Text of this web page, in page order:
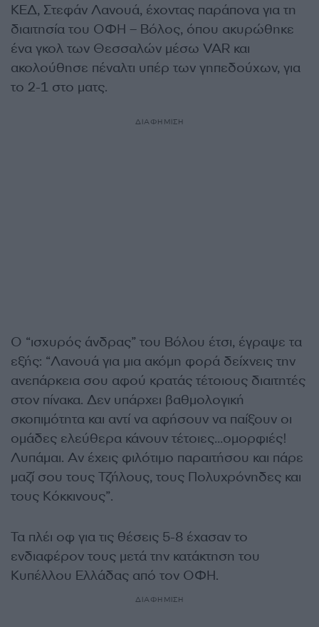
ΚΕΔ, Στεφάν Λανουά, έχοντας παράπονα για τη
διαιτησία του ΟΦΗ – Βόλος, όπου ακυρώθηκε
ένα γκολ των Θεσσαλών μέσω VAR και
ακολούθησε πέναλτι υπέρ των γηπεδούχων, για
το 2-1 στο ματς.
ΔΙΑΦΗΜΙΣΗ
Ο “ισχυρός άνδρας” του Βόλου έτσι, έγραψε τα
εξής: “Λανουά για μια ακόμη φορά δείχνεις την
ανεπάρκεια σου αφού κρατάς τέτοιους διαιτητές
στον πίνακα. Δεν υπάρχει βαθμολογική
σκοπιμότητα και αντί να αφήσουν να παίξουν οι
ομάδες ελεύθερα κάνουν τέτοιες…ομορφιές!
Λυπάμαι. Αν έχεις φιλότιμο παραιτήσου και πάρε
μαζί σου τους Τζήλους, τους Πολυχρόνηδες και
τους Κόκκινους”.
Τα πλέι οφ για τις θέσεις 5-8 έχασαν το
ενδιαφέρον τους μετά την κατάκτηση του
Κυπέλλου Ελλάδας από τον ΟΦΗ.
ΔΙΑΦΗΜΙΣΗ